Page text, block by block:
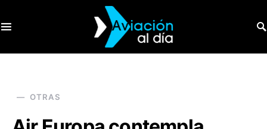
OTRAS